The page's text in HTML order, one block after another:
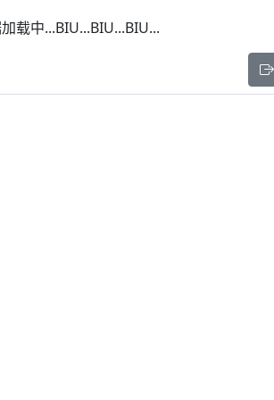
载中...BIU...BIU...BIU...